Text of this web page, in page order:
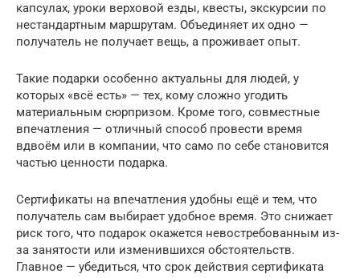
капсулах, уроки верховой езды, квесты, экскурсии по
нестандартным маршрутам. Объединяет их одно —
получатель не получает вещь, а проживает опыт.
Такие подарки особенно актуальны для людей, у
которых «всё есть» — тех, кому сложно угодить
материальным сюрпризом. Кроме того, совместные
впечатления — отличный способ провести время
вдвоём или в компании, что само по себе становится
частью ценности подарка.
Сертификаты на впечатления удобны ещё и тем, что
получатель сам выбирает удобное время. Это снижает
риск того, что подарок окажется невостребованным из-
за занятости или изменившихся обстоятельств.
Главное — убедиться, что срок действия сертификата